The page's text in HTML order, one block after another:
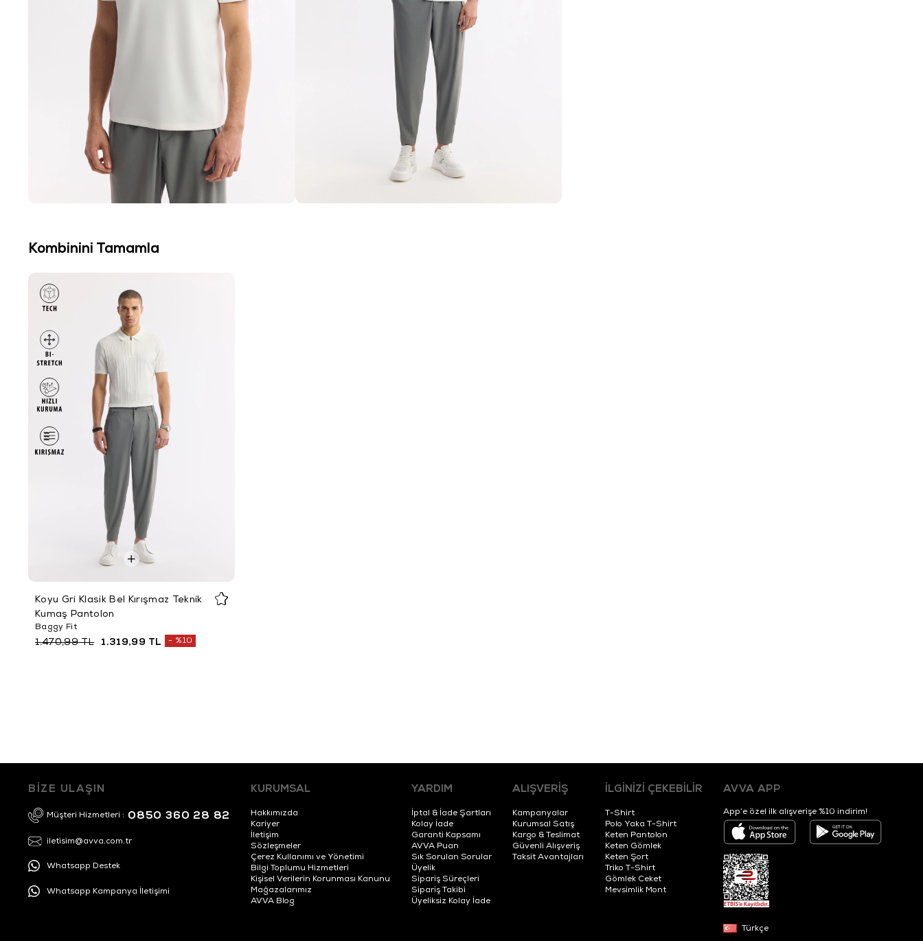
Kombinini Tamamla
Koyu Gri Klasik Bel Kırışmaz Teknik
Kumaş Pantolon
Baggy Fit
1.319,99 TL
1.470,99 TL %10
BİZE ULAŞIN
Müşteri Hizmetleri : 0850 360 28 82
iletisim@avva.com.tr
Whatsapp Destek
Whatsapp Kampanya İletişimi
KURUMSAL
Hakkımızda
Kariyer
İletişim
Sözleşmeler
Çerez Kullanımı ve Yönetimi
Bilgi Toplumu Hizmetleri
Kişisel Verilerin Korunması Kanunu
Mağazalarımız
AVVA Blog
YARDIM
İptal & İade Şartları
Kolay İade
Garanti Kapsamı
AVVA Puan
Sık Sorulan Sorular
Üyelik
Sipariş Süreçleri
Sipariş Takibi
Üyeliksiz Kolay İade
ALIŞVERİŞ
Kampanyalar
Kurumsal Satış
Kargo & Teslimat
Güvenli Alışveriş
Taksit Avantajları
İLGİNİZİ ÇEKEBİLİR
T-Shirt
Polo Yaka T-Shirt
Keten Pantolon
Keten Gömlek
Keten Şort
Triko T-Shirt
Gömlek Ceket
Mevsimlik Mont
AVVA APP
App’e özel ilk alışverişe %10 indirim!
Türkçe